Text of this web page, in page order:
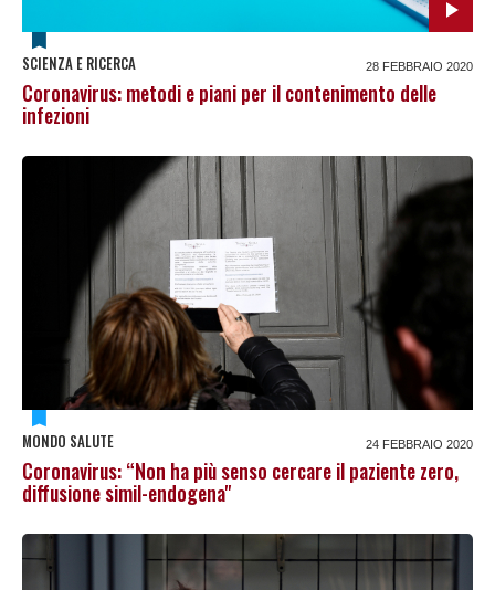
SCIENZA E RICERCA 28 FEBBRAIO 2020
Coronavirus: metodi e piani per il contenimento delle
infezioni
MONDO SALUTE 24 FEBBRAIO 2020
Coronavirus: “Non ha più senso cercare il paziente zero,
diffusione simil-endogena"